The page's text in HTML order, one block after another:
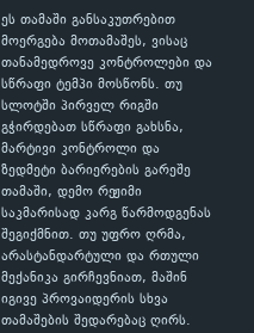
ეს თამაში განსაკუთრებით
მოერგება მოთამაშეს, ვისაც
თანამედროვე კონტროლები და
სწრაფი ტემპი მოსწონს. თუ
სლოტში პირველ რიგში
გჭირდებათ სწრაფი გახსნა,
მარტივი კონტროლი და
ზედმეტი ბარიერების გარეშე
თამაში, დემო რეჟიმი
საკმარისად კარგ წარმოდგენას
შეგიქმნით. თუ უფრო ღრმა,
არასტანდარტული და რთული
მექანიკა გირჩევნიათ, მაშინ
იგივე პროვაიდერის სხვა
თამაშების შედარებაც ღირს.